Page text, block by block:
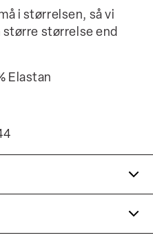
i størrelsen, så vi
størrelse end
Elastan
giver ekstra